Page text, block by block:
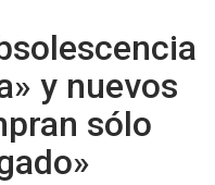
y nuevos
sólo